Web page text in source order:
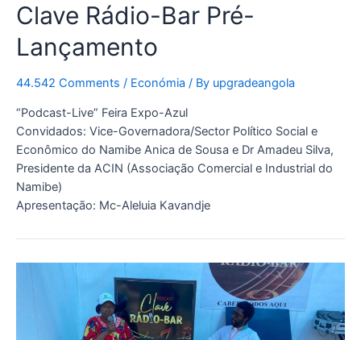
Clave Rádio-Bar Pré-
Lançamento
44.542 Comments / Económia / By upgradeangola
“Podcast-Live” Feira Expo-Azul
Convidados: Vice-Governadora/Sector Político Social e
Econômico do Namibe Anica de Sousa e Dr Amadeu Silva,
Presidente da ACIN (Associação Comercial e Industrial do
Namibe)
Apresentação: Mc-Aleluia Kavandje